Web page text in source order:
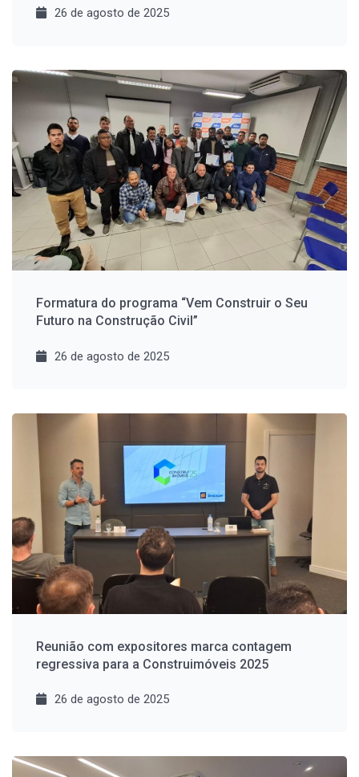
26 de agosto de 2025
Formatura do programa “Vem Construir o Seu
Futuro na Construção Civil”
26 de agosto de 2025
Reunião com expositores marca contagem
regressiva para a Construimóveis 2025
26 de agosto de 2025